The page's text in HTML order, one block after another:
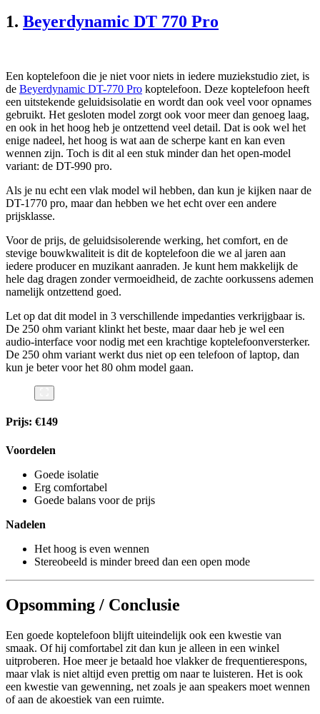
1. Beyerdynamic DT 770 Pro
Een koptelefoon die je niet voor niets in iedere muziekstudio ziet, is
de Beyerdynamic DT-770 Pro koptelefoon. Deze koptelefoon heeft
een uitstekende geluidsisolatie en wordt dan ook veel voor opnames
gebruikt. Het gesloten model zorgt ook voor meer dan genoeg laag,
en ook in het hoog heb je ontzettend veel detail. Dat is ook wel het
enige nadeel, het hoog is wat aan de scherpe kant en kan even
wennen zijn. Toch is dit al een stuk minder dan het open-model
variant: de DT-990 pro.
Als je nu echt een vlak model wil hebben, dan kun je kijken naar de
DT-1770 pro, maar dan hebben we het echt over een andere
prijsklasse.
Voor de prijs, de geluidsisolerende werking, het comfort, en de
stevige bouwkwaliteit is dit de koptelefoon die we al jaren aan
iedere producer en muzikant aanraden. Je kunt hem makkelijk de
hele dag dragen zonder vermoeidheid, de zachte oorkussens ademen
namelijk ontzettend goed.
Let op dat dit model in 3 verschillende impedanties verkrijgbaar is.
De 250 ohm variant klinkt het beste, maar daar heb je wel een
audio-interface voor nodig met een krachtige koptelefoonversterker.
De 250 ohm variant werkt dus niet op een telefoon of laptop, dan
kun je beter voor het 80 ohm model gaan.
Prijs: €149
Voordelen
Goede isolatie
Erg comfortabel
Goede balans voor de prijs
Nadelen
Het hoog is even wennen
Stereobeeld is minder breed dan een open mode
Opsomming / Conclusie
Een goede koptelefoon blijft uiteindelijk ook een kwestie van
smaak. Of hij comfortabel zit dan kun je alleen in een winkel
uitproberen. Hoe meer je betaald hoe vlakker de frequentierespons,
maar vlak is niet altijd even prettig om naar te luisteren. Het is ook
een kwestie van gewenning, net zoals je aan speakers moet wennen
of aan de akoestiek van een ruimte.